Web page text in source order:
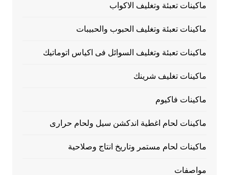
ماكينات تعبئة وتغليف الاكواب
ماكينات تعبئة وتغليف الحبوب والحبيبات
ماكينات تعبئة وتغليف السوائل فى اكياس اتوماتيك
ماكينات تغليف شرينك
ماكينات فاكيوم
ماكينات لحام اغطية اندكشن سيل ولحام حرارى
ماكينات لحام مستمر وتاريخ انتاج وصلاحية
مواصفات